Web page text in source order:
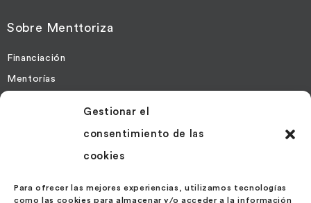
Gestionar el
consentimiento de las
cookies
Para ofrecer las mejores experiencias, utilizamos tecnologías
como las cookies para almacenar y/o acceder a la información
Sobre Menttoriza
Financiación
Mentorías
Políticas de Cookies